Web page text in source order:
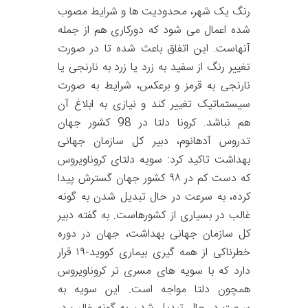
رنگ یک شهر، محدودیت ها و شرایط مصوب
شده اعمال می شود که دورکاری هم از جمله
آنهاست. این اتفاق باعث شده تا در صورت
تغییر رنگ از سفید به زرد یا زرد به نارنجی یا
نارنجی به قرمز و برعکس، شرایط به صورت
سیستماتیک تغییر کند و نیازی به ابلاغ آن
هم نباشد. کرونا دلتا در 98 کشور جهان
تدروس آدهانوم، دبیر کل سازمان جهانی
بهداشت تاکید کرد: سویه دلتای کروناویروس
که دست کم در ۹۸ کشور جهان گسترش پیدا
کرده، به سرعت در حال تبدیل شدن به گونه
غالب در بسیاری از کشورهاست. به گفته دبیر
کل سازمان جهانی بهداشت، جهان در دوره
خطرناکی از همه گیری بیماری کووید-۱۹ قرار
دارد که با سویه های مسری تر کروناویروس
همچون دلتا مواجه است. این سویه به